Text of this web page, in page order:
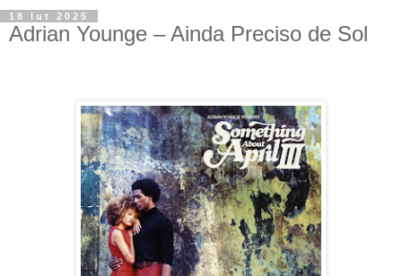
18 lut 2025
Adrian Younge – Ainda Preciso de Sol